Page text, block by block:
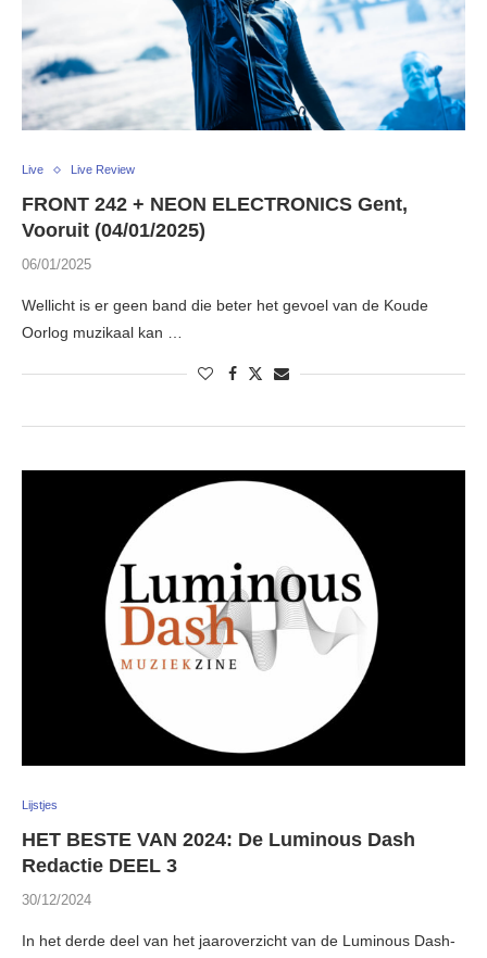
Live Live Review
FRONT 242 + NEON ELECTRONICS Gent,
Vooruit (04/01/2025)
06/01/2025
Wellicht is er geen band die beter het gevoel van de Koude
Oorlog muzikaal kan …
Lijstjes
HET BESTE VAN 2024: De Luminous Dash
Redactie DEEL 3
30/12/2024
In het derde deel van het jaaroverzicht van de Luminous Dash-